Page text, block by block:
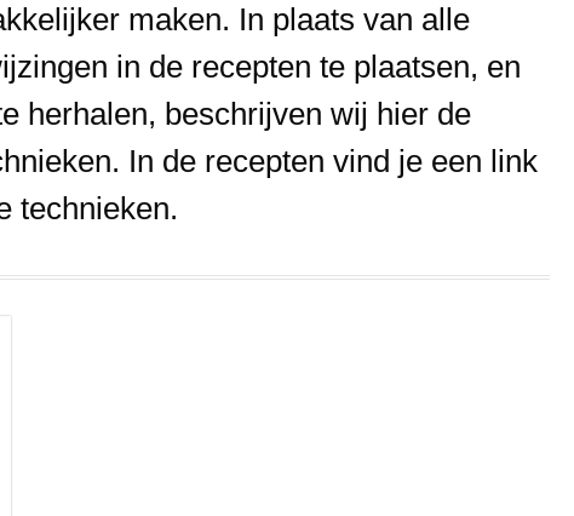
maken. In plaats van alle
in de recepten te plaatsen, en
herhalen, beschrijven wij hier de
In de recepten vind je een link
technieken.